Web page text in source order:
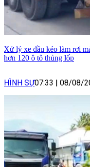
Xử lý xe đầu kéo làm rơi
hơn 120 ô tô thủng lốp
HÌNH SỰ07:33 | 08/08/